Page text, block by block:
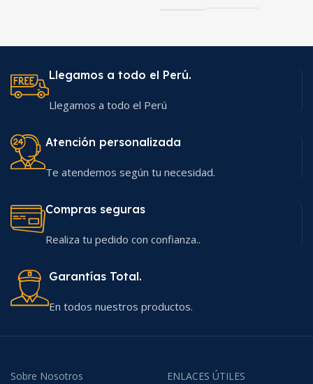
Llegamos a todo el Perú.
Llegamos a todo el Perú
Atención personalizada
Te atendemos según tu necesidad.
Compras seguras
Realiza tu pedido con confianza..
Garantías Total.
En todos nuestros productos.
Sobre Nosotros
ENLACES ÚTILES